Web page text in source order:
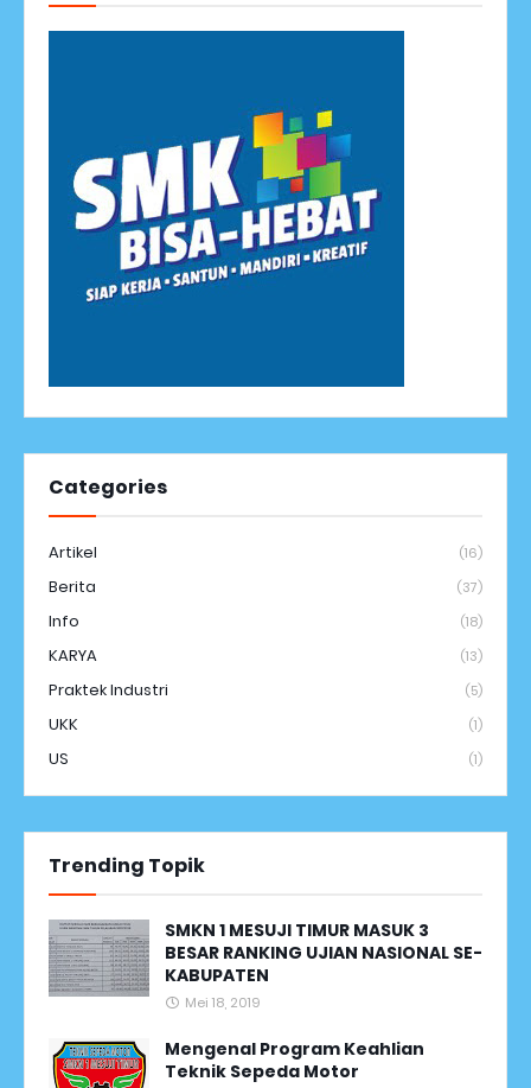
Categories
Artikel (16)
Berita (37)
Info (18)
KARYA (13)
Praktek Industri (5)
UKK (1)
US (1)
Trending Topik
SMKN 1 MESUJI TIMUR MASUK 3
BESAR RANKING UJIAN NASIONAL SE-
KABUPATEN
Mei 18, 2019
Mengenal Program Keahlian
Teknik Sepeda Motor